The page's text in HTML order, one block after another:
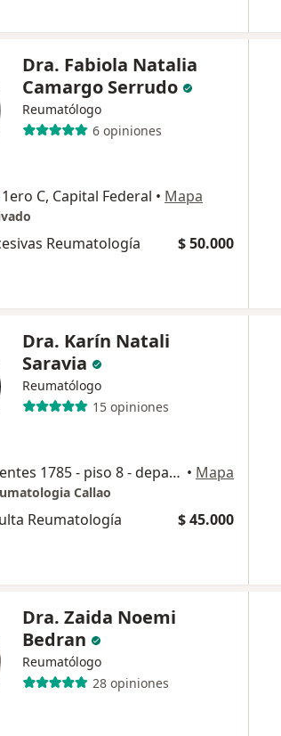
Dra. Fabiola Natalia
Camargo Serrudo
Reumatólogo
6 opiniones
C, Capital Federal • Mapa
Reumatología $ 50.000
Dra. Karín Natali
Saravia
Reumatólogo
15 opiniones
Avenida Corrientes 1785 - piso 8 - departamento R, Ciudad Autónoma de Buenos Aires • Mapa
Callao
Reumatología $ 45.000
Dra. Zaida Noemi
Bedran
Reumatólogo
28 opiniones